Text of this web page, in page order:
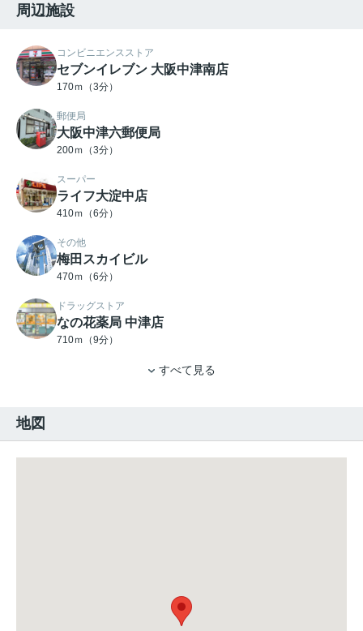
周辺施設
コンビニエンスストア
セブンイレブン 大阪中津南店
170ｍ（3分）
郵便局
大阪中津六郵便局
200ｍ（3分）
スーパー
ライフ大淀中店
410ｍ（6分）
その他
梅田スカイビル
470ｍ（6分）
ドラッグストア
なの花薬局 中津店
710ｍ（9分）
すべて見る
地図